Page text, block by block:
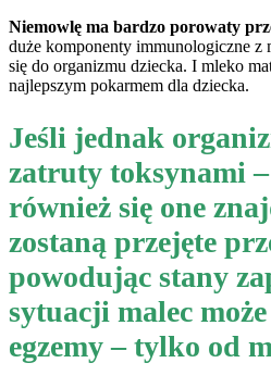
Niemowlę ma bardzo porowaty
duże komponenty immunologiczne z
się do organizmu dziecka. I mleko
najlepszym pokarmem dla dziecka.
Jeśli jednak
zatruty toksynami
również się one
zostaną przejęte
powodując stany
sytuacji malec
egzemy – tylko od